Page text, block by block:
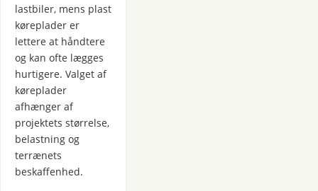
lastbiler, mens plast
køreplader er
lettere at håndtere
og kan ofte lægges
hurtigere. Valget af
køreplader
afhænger af
projektets størrelse,
belastning og
terrænets
beskaffenhed.